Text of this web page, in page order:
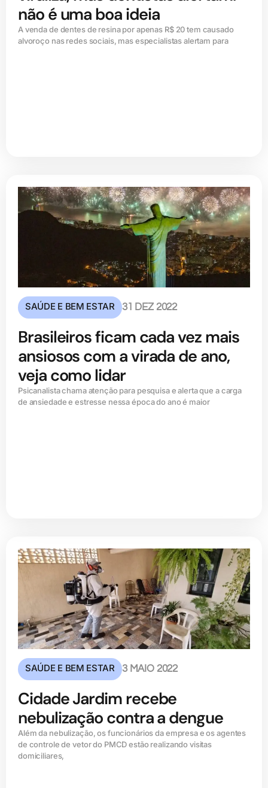
não é uma boa ideia
A venda de dentes de resina por apenas R$ 20 tem causado
alvoroço nas redes sociais, mas especialistas alertam para
SAÚDE E BEM ESTAR 31 DEZ 2022
Brasileiros ficam cada vez mais
ansiosos com a virada de ano,
veja como lidar
Psicanalista chama atenção para pesquisa e alerta que a carga
de ansiedade e estresse nessa época do ano é maior
SAÚDE E BEM ESTAR 3 MAIO 2022
Cidade Jardim recebe
nebulização contra a dengue
Além da nebulização, os funcionários da empresa e os agentes
de controle de vetor do PMCD estão realizando visitas
domiciliares,